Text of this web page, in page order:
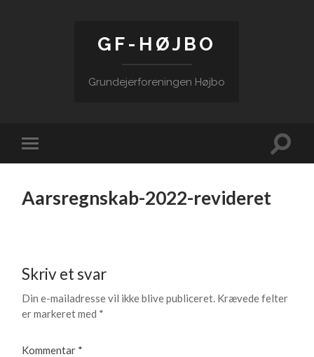
GF-HØJBO
Grundejerforeningen Højbo
Toggle
mobile
Toggle
Aarsregnskab-2022-revideret
Skriv et svar
Din e-mailadresse vil ikke blive publiceret. Krævede felter
er markeret med *
Kommentar *